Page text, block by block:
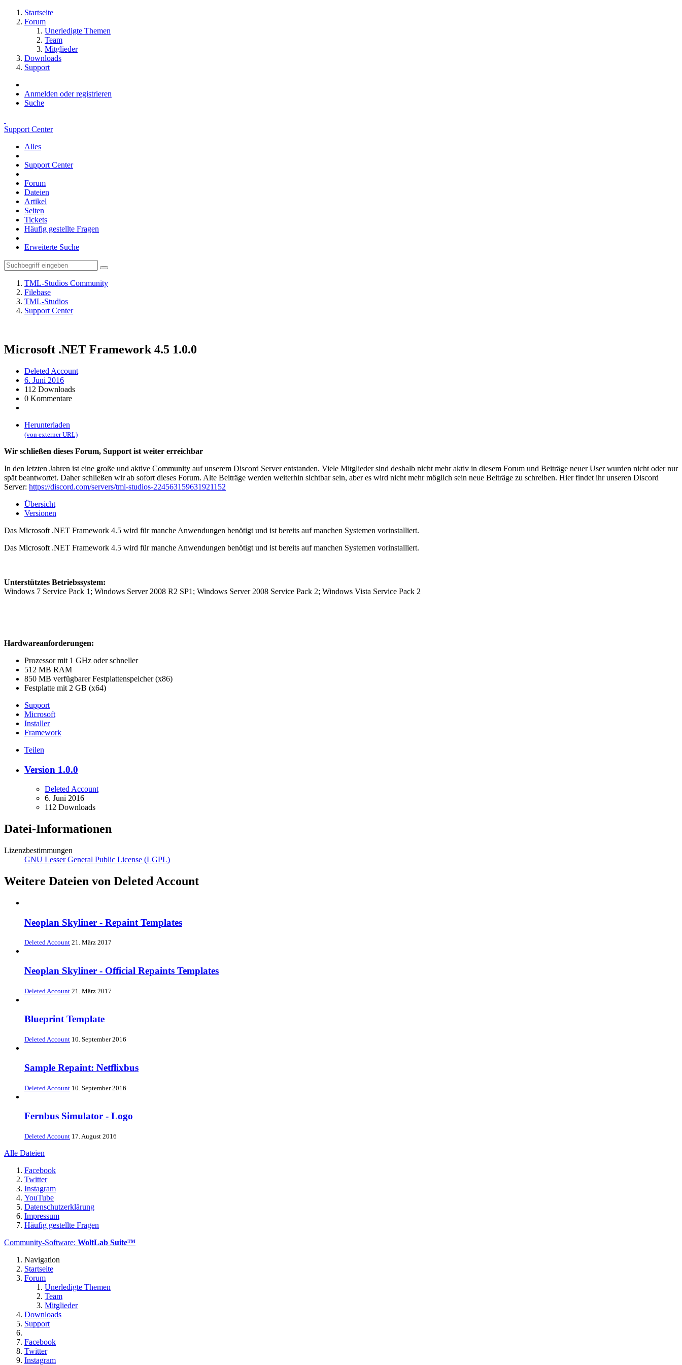
Startseite
Forum
Unerledigte Themen
Team
Mitglieder
Downloads
Support
Anmelden oder registrieren
Suche
Support Center
Alles
Support Center
Forum
Dateien
Artikel
Seiten
Tickets
Häufig gestellte Fragen
Erweiterte Suche
TML-Studios Community
Filebase
TML-Studios
Support Center
Microsoft .NET Framework 4.5 1.0.0
Deleted Account
6. Juni 2016
112 Downloads
0 Kommentare
Herunterladen
(von externer URL)
Wir schließen dieses Forum, Support ist weiter erreichbar
In den letzten Jahren ist eine große und aktive Community auf unserem Discord Server entstanden. Viele Mitglieder sind deshalb nicht mehr aktiv in diesem Forum und Beiträge neuer User wurden nicht oder nur
spät beantwortet. Daher schließen wir ab sofort dieses Forum. Alte Beiträge werden weiterhin sichtbar sein, aber es wird nicht mehr möglich sein neue Beiträge zu schreiben. Hier findet ihr unseren Discord
Server: https://discord.com/servers/tml-studios-224563159631921152
Übersicht
Versionen
Das Microsoft .NET Framework 4.5 wird für manche Anwendungen benötigt und ist bereits auf manchen Systemen vorinstalliert.
Das Microsoft .NET Framework 4.5 wird für manche Anwendungen benötigt und ist bereits auf manchen Systemen vorinstalliert.
Unterstütztes Betriebssystem:
Windows 7 Service Pack 1; Windows Server 2008 R2 SP1; Windows Server 2008 Service Pack 2; Windows Vista Service Pack 2
Hardwareanforderungen:
Prozessor mit 1 GHz oder schneller
512 MB RAM
850 MB verfügbarer Festplattenspeicher (x86)
Festplatte mit 2 GB (x64)
Support
Microsoft
Installer
Framework
Teilen
Version 1.0.0
Deleted Account
6. Juni 2016
112 Downloads
Datei-Informationen
Lizenzbestimmungen
GNU Lesser General Public License (LGPL)
Weitere Dateien von Deleted Account
Neoplan Skyliner - Repaint Templates
Deleted Account 21. März 2017
Neoplan Skyliner - Official Repaints Templates
Deleted Account 21. März 2017
Blueprint Template
Deleted Account 10. September 2016
Sample Repaint: Netflixbus
Deleted Account 10. September 2016
Fernbus Simulator - Logo
Deleted Account 17. August 2016
Alle Dateien
Facebook
Twitter
Instagram
YouTube
Datenschutzerklärung
Impressum
Häufig gestellte Fragen
Community-Software: WoltLab Suite™
Navigation
Startseite
Forum
Unerledigte Themen
Team
Mitglieder
Downloads
Support
Facebook
Twitter
Instagram